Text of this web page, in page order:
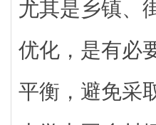
尤其是乡镇、
优化，是有必
平衡，避免采